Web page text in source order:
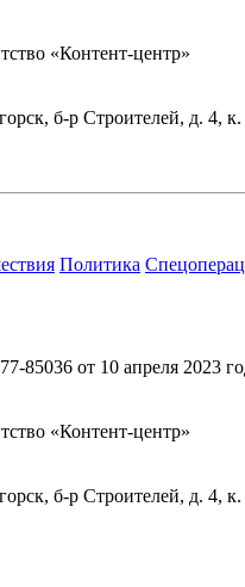
«Контент-центр»
б-р Строителей, д. 4,
Политика
от 10 апреля 2023
«Контент-центр»
б-р Строителей, д. 4,